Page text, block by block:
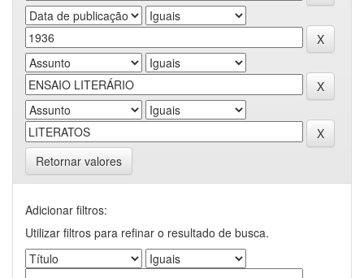
Retornar valores
Adicionar filtros:
Utilizar filtros para refinar o resultado de busca.